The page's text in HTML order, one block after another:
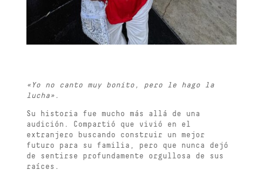
«Yo no canto muy bonito, pero le hago la
lucha».
Su historia fue mucho más allá de una
audición. Compartió que vivió en el
extranjero buscando construir un mejor
futuro para su familia, pero que nunca dejó
de sentirse profundamente orgullosa de sus
raíces.